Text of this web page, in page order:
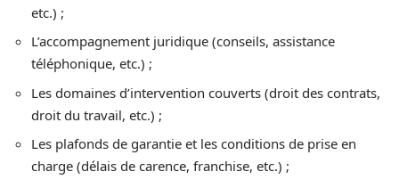
etc.) ;
L’accompagnement juridique (conseils, assistance
téléphonique, etc.) ;
Les domaines d’intervention couverts (droit des contrats,
droit du travail, etc.) ;
Les plafonds de garantie et les conditions de prise en
charge (délais de carence, franchise, etc.) ;